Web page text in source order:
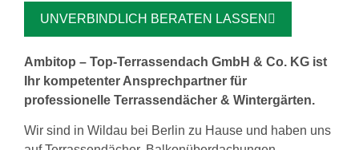
UNVERBINDLICH BERATEN LASSEN
Ambitop – Top-Terrassendach GmbH & Co. KG ist
Ihr kompetenter Ansprechpartner für
professionelle Terrassendächer & Wintergärten.
Wir sind in Wildau bei Berlin zu Hause und haben uns